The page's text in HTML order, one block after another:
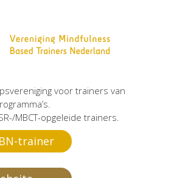
voor trainers van
MBCT-opgeleide trainers.
trainer